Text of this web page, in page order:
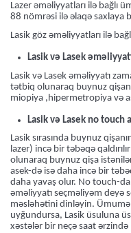
Lazer əməliyyatları ilə bağlı
88 nömrəsi ilə əlaqə saxlaya
Lasik göz əməliyyatları ilə
Lasik və Lasek
Lasik və Lasek əməliyyatı
tətbiq olunaraq buynuz
miopiya ,hipermetropiya və
Lasik və Lasek no touch
Lasik sırasında buynuz
lazer) incə bir təbəqə
olunaraq buynuz qişa
asek-də isə daha incə bir
daha yavaş olur. No touch-da
əməliyyatı seçməliyəm deyə
məsləhətini dinləyin.
uyğundursa, Lasik üsuluna
xəstələr bir neçə saat